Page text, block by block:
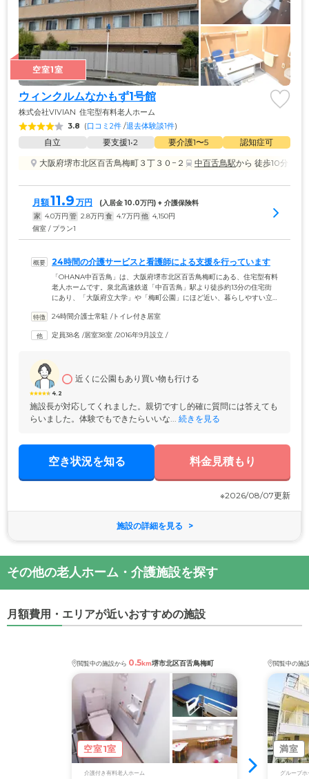
空室1室
ウィンクルムなかもず1号館
株式会社VIVIAN 住宅型有料老人ホーム
3.8 (口コミ2件 /退去体験談1件)
自立 要支援1•2 要介護1〜5
認知症可
大阪府堺市北区百舌鳥梅町３丁３０−２
中百舌鳥駅から 徒歩10分
月額11.9 万円 (入居金 10.0万円) + 介護保険料
家 4.0万円 管 2.8万円 食 4.7万円 他 4,150円
個室 / プラン1
24時間の介護サービスと看護師による支援を行っています
「OHANA中百舌鳥」は、大阪府堺市北区百舌鳥梅町にある、住宅型有料
老人ホームです。泉北高速鉄道「中百舌鳥」駅より徒歩約13分の住宅街
にあり、「大阪府立大学」や「梅町公園」にほど近い、暮らしやすい立
駐しており、健康管理も安心してお任せいただけます。また施設名の
るスタッフは、ご入居者様の安全と健康を第一に、家族のような愛情を
24時間介護士常駐 /トイレ付き居室
定員38名 /居室38室 /2016年9月設立 /
4.2
近くに公園もあり買い物も行ける
施設長が対応してくれました。親切ですし的確に質問には答えても
らいました。体験でもできたらいいな... 続きを見る
空き状況を知る 料金見積もり
※2026/08/07更新
施設の詳細を見る
その他の老人ホーム・介護施設を探す
月額費用・エリアが近いおすすめの施設
閲覧中の施設から 0.5km堺市北区百舌鳥梅町
空室1室
介護付き有料老人ホーム
閲覧中の施
満室
グループホ